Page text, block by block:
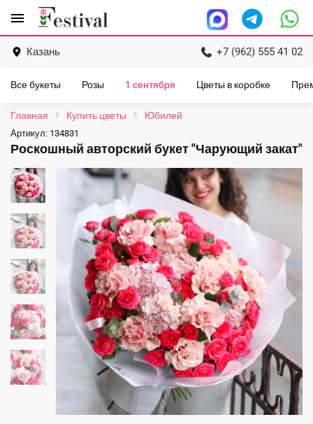
menu
Перейти
содержанию
Казань +7 (962) 555 41 02
Все букеты Розы 1 сентября Цветы в коробке
Главная Купить цветы Юбилей
Артикул: 134831
Роскошный авторский букет "Чарующий закат"